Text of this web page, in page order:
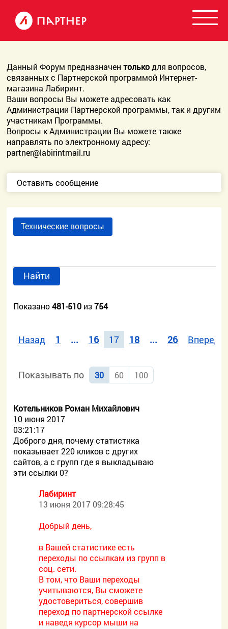
Данный Форум предназначентолькодля вопросов,
связанных с Партнерской программой Интернет-
магазина Лабиринт.
Ваши вопросы Вы можете адресовать как
Администрации Партнерской программы, так и другим
участникам Программы.
Вопросы к Администрации Вы можете также
направлять по электронному адресу:
partner@labirintmail.ru
Оставить сообщение
Технические вопросы
Найти
Показано481-510 из754
Назад 1 ... 16 17 18 ... 26 Вперед
Показывать по 30 60 100
Котельников Роман Михайлович
10 июня 2017
03:21:17
Доброго дня, почему статистика
показывает 220 кликов с других
сайтов, а с групп где я выкладываю
эти ссылки 0?
Лабиринт
13 июня 2017 09:28:45
Добрый день,
в Вашей статистике есть
переходы по ссылкам из групп в
соц. сети.
В том, что Ваши переходы
учитываются, Вы сможете
удостовериться, совершив
переход по партнерской ссылке
и наведя курсор мыши на